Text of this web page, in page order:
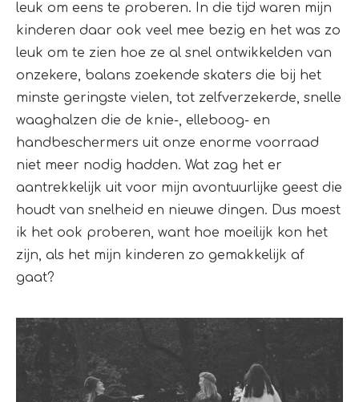
leuk om eens te proberen. In die tijd waren mijn
kinderen daar ook veel mee bezig en het was zo
leuk om te zien hoe ze al snel ontwikkelden van
onzekere, balans zoekende skaters die bij het
minste geringste vielen, tot zelfverzekerde, snelle
waaghalzen die de knie-, elleboog- en
handbeschermers uit onze enorme voorraad
niet meer nodig hadden. Wat zag het er
aantrekkelijk uit voor mijn avontuurlijke geest die
houdt van snelheid en nieuwe dingen. Dus moest
ik het ook proberen, want hoe moeilijk kon het
zijn, als het mijn kinderen zo gemakkelijk af
gaat?